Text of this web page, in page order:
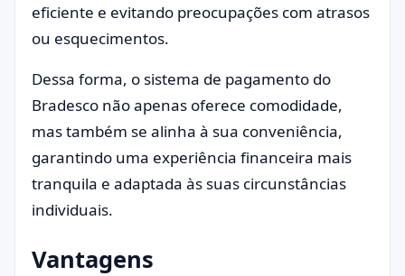
eficiente e evitando preocupações com atrasos
ou esquecimentos.
Dessa forma, o sistema de pagamento do
Bradesco não apenas oferece comodidade,
mas também se alinha à sua conveniência,
garantindo uma experiência financeira mais
tranquila e adaptada às suas circunstâncias
individuais.
Vantagens